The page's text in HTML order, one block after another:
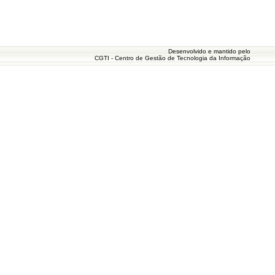
Desenvolvido e mantido pelo
CGTI - Centro de Gestão de Tecnologia da Informação